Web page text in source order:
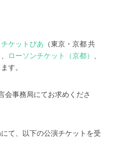
チケットぴあ （東京・京都 共
、 ローソンチケット（京都） 、
す。
会事務局にてお求めくださ
て、以下の公演チケットを受